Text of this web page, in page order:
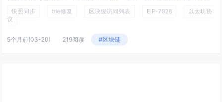
快照同步 trie修复 区块级访问列表 EIP-7928
以太坊协
议
5个月前(03-20) 219阅读 #区块链